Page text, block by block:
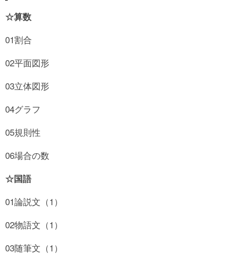
☆算数
01割合
02平面図形
03立体図形
04グラフ
05規則性
06場合の数
☆国語
01論説文（1）
02物語文（1）
03随筆文（1）